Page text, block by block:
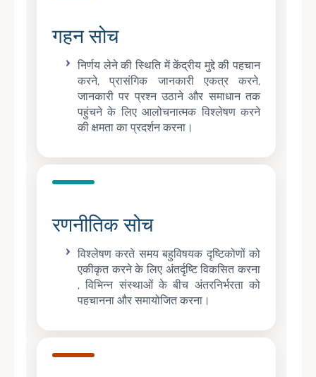
गहन सोच
निर्णय लेने की स्थिति में केंद्रीय मुद्दे की पहचान
करने, प्रासंगिक जानकारी एकत्र करने,
जानकारी पर प्रश्न उठाने और समाधान तक
पहुंचने के लिए आलोचनात्मक विश्लेषण करने
की क्षमता का प्रदर्शन करना।
रणनीतिक सोच
विश्लेषण करते समय बहुविषयक दृष्टिकोणों को
एकीकृत करने के लिए अंतर्दृष्टि विकसित करना
, विभिन्न संस्थाओं के बीच अंतरनिर्भरता को
पहचानना और समायोजित करना।